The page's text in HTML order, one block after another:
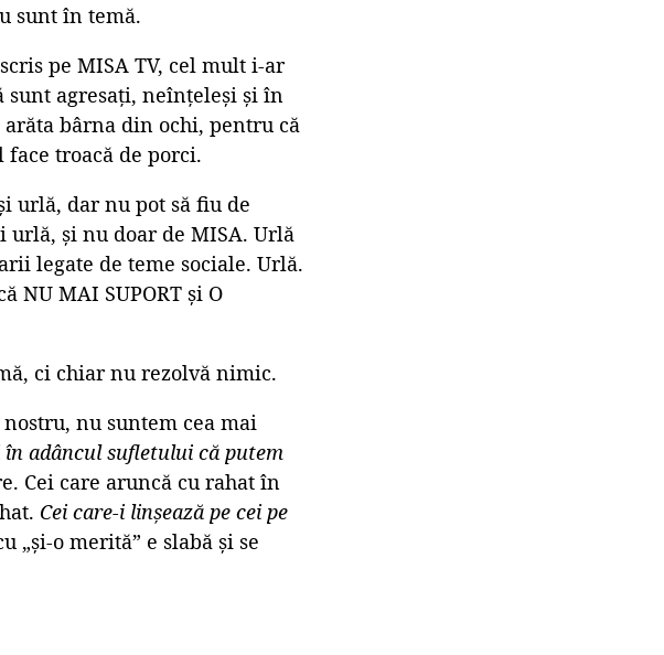
sunt în temă.
pe MISA TV, cel mult i-ar
agresați, neînțeleși și în
bârna din ochi, pentru că
troacă de porci.
urlă, dar nu pot să fiu de
și nu doar de MISA. Urlă
legate de teme sociale. Urlă.
NU MAI SUPORT și O
ci chiar nu rezolvă nimic.
nu suntem cea mai
adâncul sufletului că putem
Cei care aruncă cu rahat în
Cei care-i linșează pe cei pe
„și-o merită” e slabă și se